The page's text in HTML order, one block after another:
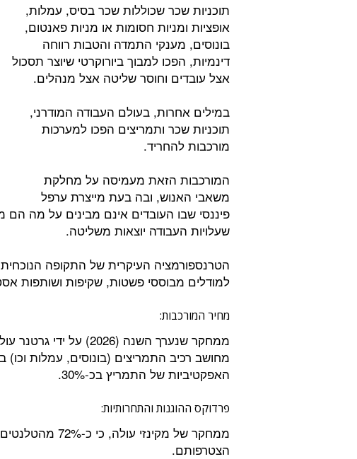
תוכניות שכר שכוללות שכר בסיס, עמלות,
אופציות ומניות חסומות או מניות פאנטום,
בונוסים, מענקי התמדה והטבות רווחה
דינמיות, הפכו למבוך ביורוקרטי שיוצר תסכול
אצל עובדים וחוסר שליטה אצל מנהלים.
במילים אחרות, בעולם העבודה המודרני,
תוכניות שכר ותמריצים הפכו למערכות
מורכבות להחריד.
המורכבות הזאת מעמיסה על מחלקת
משאבי האנוש, ובה בעת מייצרת ערפל
פיננסי שבו העובדים אינם מבינים על מה הם
שעלויות העבודה יוצאות משליטה.
הטרנספורמציה העיקרית של התקופה
למודלים מבוססי פשטות, שקיפות ושותפות
מחיר המורכבות:
מחושב רכיב התמריצים (בונוסים, עמלות
האפקטיביות של התמריץ בכ-30%.
פרדוקס ההוגנות והתחרותיות:
ממחקר של
הצטרפותם.